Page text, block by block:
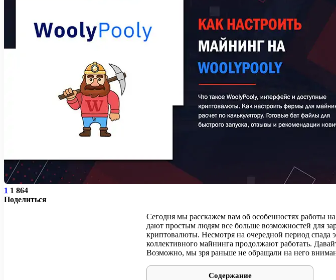
1 1 864
Поделиться
Сегодня мы расскажем вам об особенностях работы
дают простым людям все больше возможностей для
криптовалюты. Несмотря на очередной период спада
коллективного майнинга продолжают работать.
Возможно, мы зря раньше не обращали на него
Содержание